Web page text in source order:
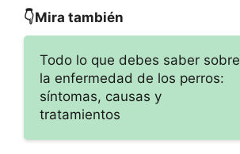
👇Mira también
Todo lo que debes saber sobre
la enfermedad de los perros:
síntomas, causas y
tratamientos